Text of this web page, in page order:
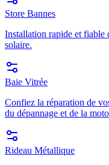
Store Bannes
Installation rapide et fiable
solaire.
Baie Vitrée
Confiez la réparation de
du dépannage et de la
Rideau Métallique